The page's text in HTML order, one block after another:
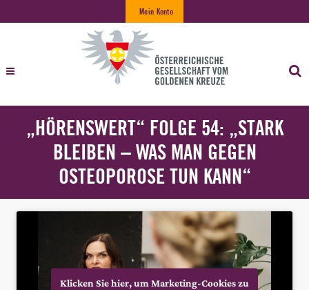
Mein Konto
„HÖRENSWERT“ FOLGE 54: „STARK
BLEIBEN – WAS MAN GEGEN
OSTEOPOROSE TUN KANN“
Klicken Sie hier, um Marketing-Cookies zu